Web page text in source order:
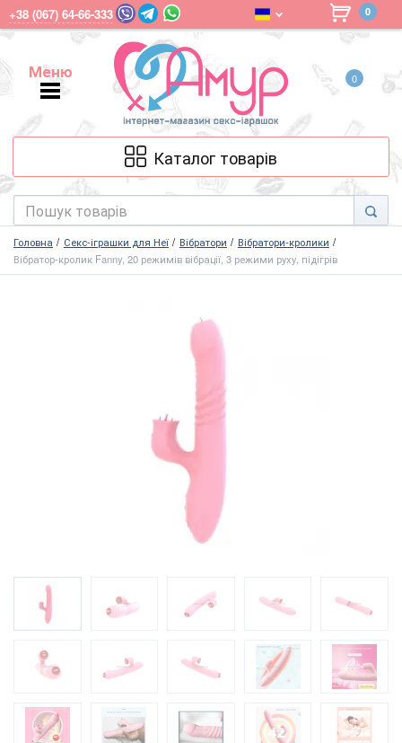
+38 (067) 64-66-333 0
Меню
Меню
0
Каталог товарів
Головна Секс-іграшки для Неї Вібратори
Вібратори-кролики
Вібратор-кролик Fanny, 20 режимів вібрації, 3 режими руху, підігрів